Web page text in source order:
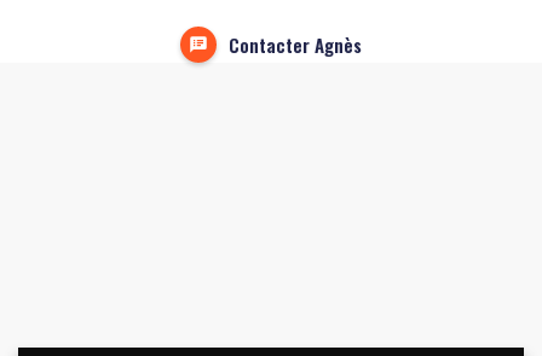
Contacter Agnès